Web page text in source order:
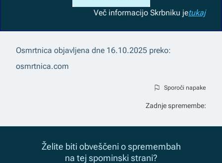
Več informacijo Skrbniku jetukaj
Osmrtnica objavljena dne 16.10.2025 preko:
osmrtnica.com
Sporoči napake
Zadnje spremembe:
Želite biti obveščeni o spremembah
na tej spominski strani?